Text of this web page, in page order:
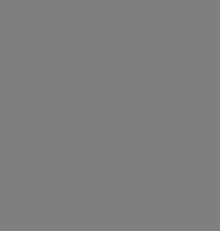
spraw do załatwienia i
dla Ciebie! Zobacz nasze